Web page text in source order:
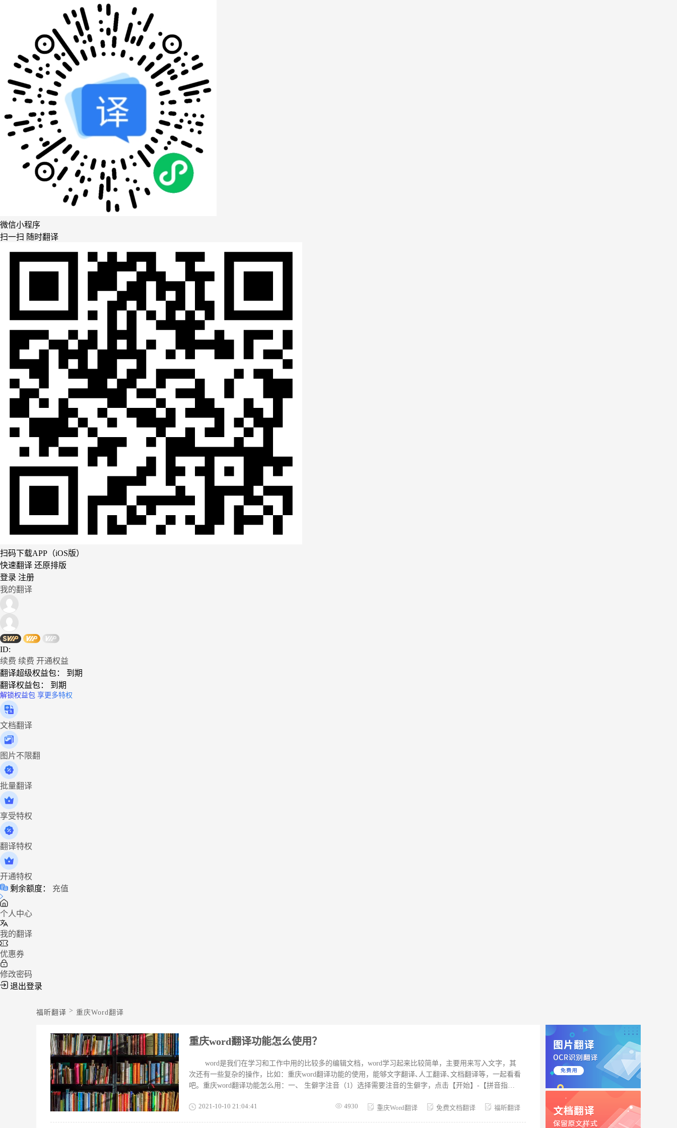
微信小程序
扫一扫 随时翻译
扫码下载APP（iOS版）
快速翻译 还原排版
登录 注册
我的翻译
ID:
续费 续费 开通权益
翻译超级权益包：
到期
翻译权益包：
到期
解锁权益包 享更多特权
文档翻译
图片不限翻
批量翻译
享受特权
翻译特权
开通特权
剩余额度：
充值
个人中心
我的翻译
优惠券
修改密码
退出登录
福昕翻译 > 重庆Word翻译
重庆word翻译功能怎么使用？
word是我们在学习和工作中用的比较多的编辑文档，word学习起来比较简单，主要用来写入文字，其
次还有一些复杂的操作，比如：重庆word翻译功能的使用，能够文字翻译､人工翻译､文档翻译等，一起看看
吧。重庆word翻译功能怎么用：一、 生僻字注音（1）选择需要注音的生僻字，点击【开始】-【拼音指
移量选择2磅，字号字体根据需要进行选择。（3）设置后，可以在下方的预览框中查看效果，然后点击“确
2021-10-10 21:04:41 4930 重庆Word翻译 免费文档翻译 福昕翻译